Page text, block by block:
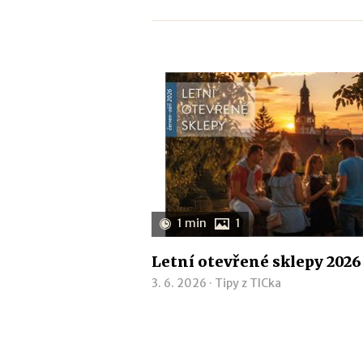
1 min 1
Letní otevřené sklepy 2026
3. 6. 2026 · Tipy z TICka